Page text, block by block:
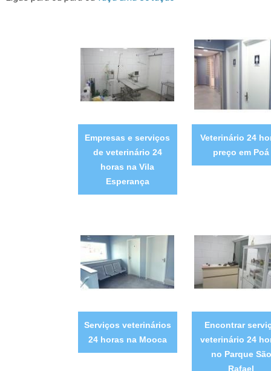
Empresas e serviços
de veterinário 24
horas na Vila
Esperança
Veterinário 24
preço em Poá
Serviços veterinários
24 horas na Mooca
Encontrar
veterinário 24
no Parque São
Rafael